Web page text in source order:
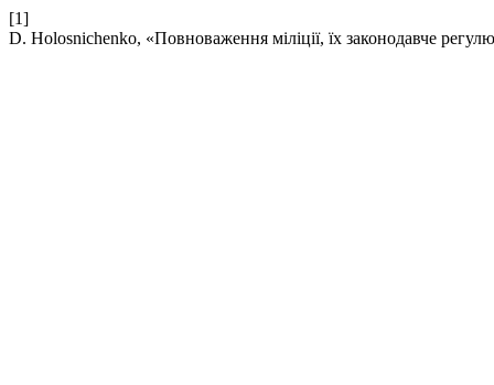
[1]
D. Holosnichenko, «Повноваження міліції, їх законодавче